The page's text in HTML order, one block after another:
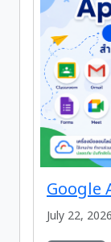
Google
July 22,